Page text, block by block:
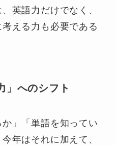
英語力だけでなく、
える力も必要である
へのシフト
」「単語を知ってい
年はそれに加えて、